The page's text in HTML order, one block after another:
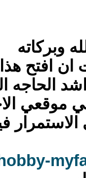
وبركاته
افتح
الحاجه
موقعي